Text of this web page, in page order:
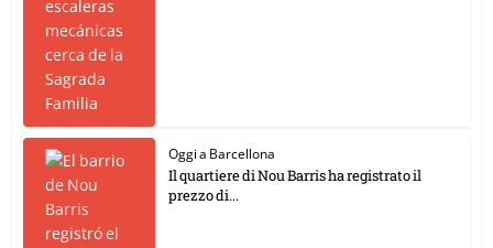
Oggi a Barcellona
Il quartiere di Nou Barris ha registrato il
prezzo di...